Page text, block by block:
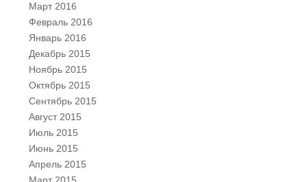
Март 2016
Февраль 2016
Январь 2016
Декабрь 2015
Ноябрь 2015
Октябрь 2015
Сентябрь 2015
Август 2015
Июль 2015
Июнь 2015
Апрель 2015